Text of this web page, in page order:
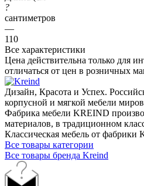
?
сантиметров
—
110
Все характеристики
Цена действительна только для
отличаться от цен в розничных
Дизайн, Красота и Успех.
корпусной и мягкой мебели
Фабрика мебели KREIND
материалов, в традиционном
Классическая мебель от
Все товары категории
Все товары бренда Kreind